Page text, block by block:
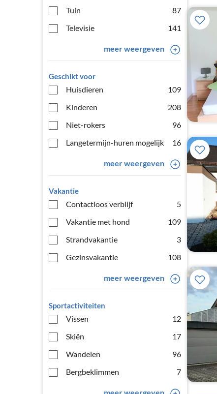
Tuin
87
Televisie
141
meer weergeven
Geschikt voor
Huisdieren
109
Kinderen
208
Niet-rokers
96
Langetermijn-huren mogelijk
16
meer weergeven
Vakantie
Contactloos verblijf
5
Vakantie met hond
109
Strandvakantie
3
Gezinsvakantie
108
meer weergeven
Sportactiviteiten
Vissen
12
Skiën
17
Wandelen
96
Bergbeklimmen
7